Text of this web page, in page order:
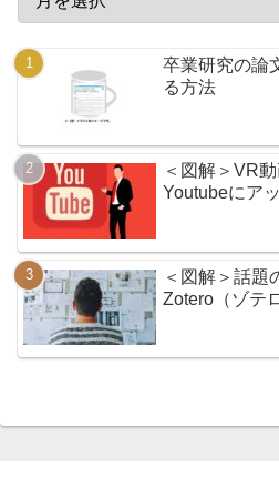
卒業研究の論
る方法
＜図解＞VR
Youtubeにア
＜図解＞話題
Zotero（ゾテ